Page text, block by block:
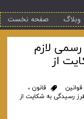
صفحه نخست وبلاگ
رسمی لازم
از
قانون ،
طرز رسیدگی به شکایت از